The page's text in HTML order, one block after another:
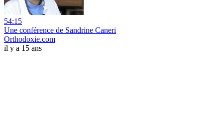
54:15
Une conférence de Sandrine Caneri
Orthodoxie.com
il y a 15 ans